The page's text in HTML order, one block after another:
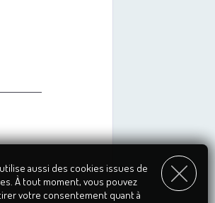
aussi des cookies issues de
À tout moment, vous pouvez
votre consentement quant à